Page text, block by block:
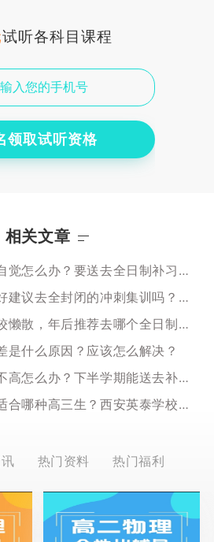
试听各科目课程
领取试听资格
相关文章
高三孩子学习不自觉怎么办？要送去全日制补习吗？
高三学习状态不好建议去全封闭的冲刺集训吗？西安哪个比较推荐？
孩子高三学习比较懒散，年后推荐去哪个全日制补习学校呢？
是什么原因？应该怎么解决？
高三学习积极性不高怎么办？下半学期能送去补习学校吗？
高三全日制学校适合哪种高三生？西安英泰学校怎么样？
热门资料 热门福利